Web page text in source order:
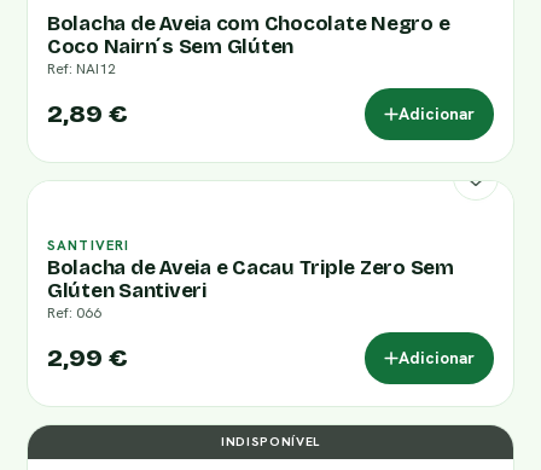
Bolacha de Aveia com Chocolate Negro e
Coco Nairn´s Sem Glúten
Ref: NAI12
2,89 € Adicionar
SANTIVERI
Bolacha de Aveia e Cacau Triple Zero Sem
Glúten Santiveri
Ref: 066
2,99 € Adicionar
INDISPONÍVEL